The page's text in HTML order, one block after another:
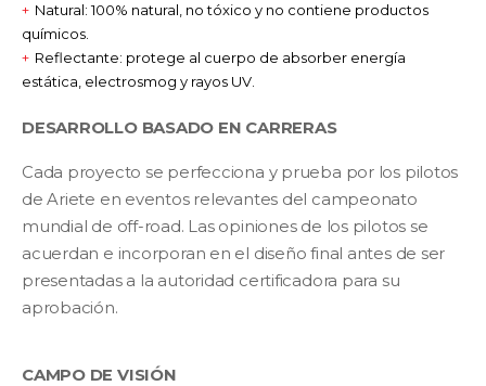
Natural: 100% natural, no tóxico y no contiene productos
químicos.
Reflectante: protege al cuerpo de absorber energía
estática, electrosmog y rayos UV.
DESARROLLO BASADO EN CARRERAS
Cada proyecto se perfecciona y prueba por los pilotos
de Ariete en eventos relevantes del campeonato
mundial de off-road. Las opiniones de los pilotos se
acuerdan e incorporan en el diseño final antes de ser
presentadas a la autoridad certificadora para su
aprobación.
CAMPO DE VISIÓN